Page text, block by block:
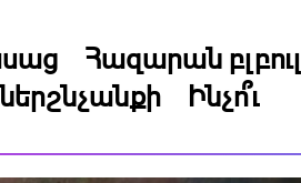
Հազարան բլբուլ
Ինչո՞ւ